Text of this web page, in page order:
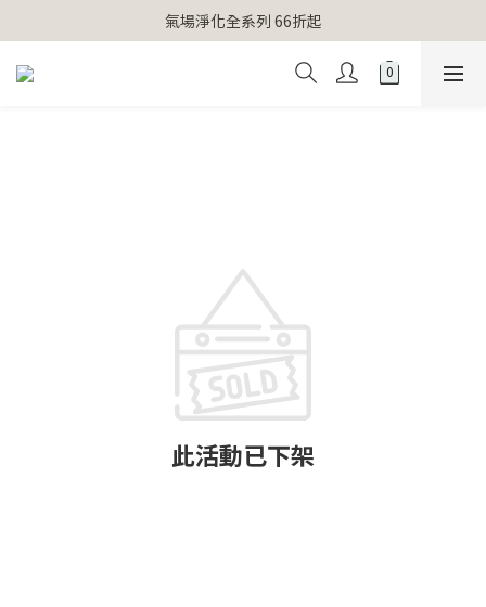
【官網獨家】首次消費 不限金額 即送 香遇熊超人行李吊牌
氣場淨化全系列 66折起
【官網獨家】首次消費 不限金額 即送 香遇熊超人行李吊牌
此活動已下架